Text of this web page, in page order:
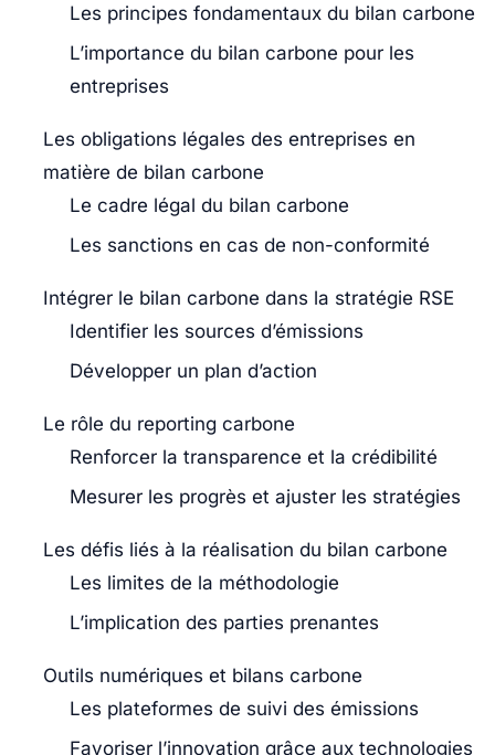
Les principes fondamentaux du bilan carbone
L’importance du bilan carbone pour les
entreprises
Les obligations légales des entreprises en
matière de bilan carbone
Le cadre légal du bilan carbone
Les sanctions en cas de non-conformité
Intégrer le bilan carbone dans la stratégie RSE
Identifier les sources d’émissions
Développer un plan d’action
Le rôle du reporting carbone
Renforcer la transparence et la crédibilité
Mesurer les progrès et ajuster les stratégies
Les défis liés à la réalisation du bilan carbone
Les limites de la méthodologie
L’implication des parties prenantes
Outils numériques et bilans carbone
Les plateformes de suivi des émissions
Favoriser l’innovation grâce aux technologies